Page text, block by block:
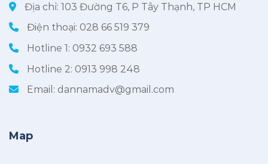
Địa chỉ: 103 Đường T6, P Tây Thạnh, TP HCM
Điện thoại: 028 66 519 379
Hotline 1: 0932 693 588
Hotline 2: 0913 998 248
Email: dannamadv@gmail.com
Map